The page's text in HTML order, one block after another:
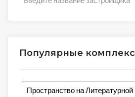
Популярные
Пространство на Литературной